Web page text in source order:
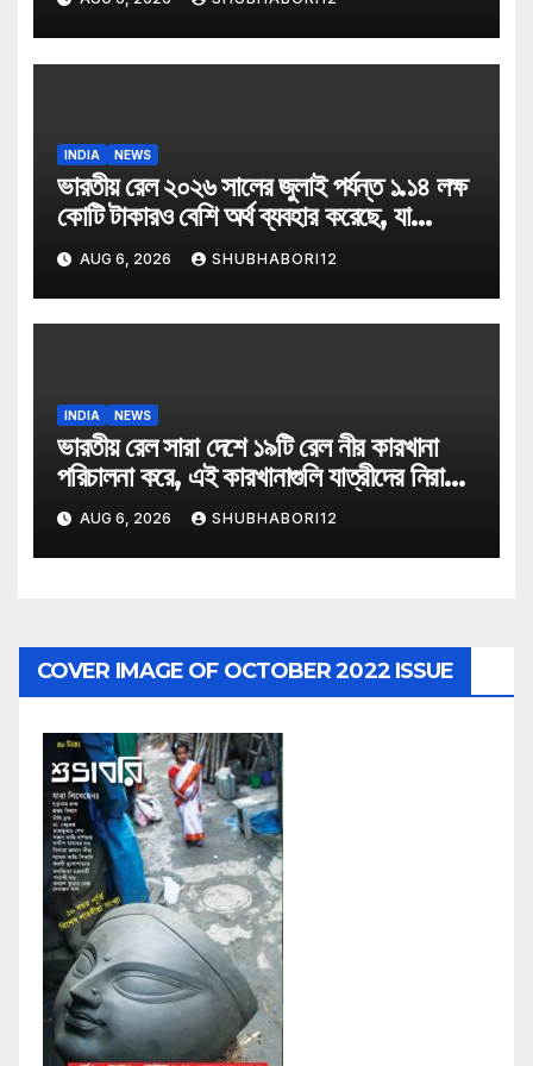
INDIA NEWS
ভারতীয় রেল ২০২৬ সালের জুলাই পর্যন্ত ১.১৪ লক্ষ
কোটি টাকারও বেশি অর্থ ব্যবহার করেছে, যা
২০২৬-২৭ অর্থ বছরে বরাদ্দ ২.৯৩ লক্ষ কোটি টাকার
বাজেটের প্রায় ৩৯ শতাংশ
AUG 6, 2026 SHUBHABORI12
INDIA NEWS
ভারতীয় রেল সারা দেশে ১৯টি রেল নীর কারখানা
পরিচালনা করে, এই কারখানাগুলি যাত্রীদের নিরাপদ
বোতলজাত পানীয় জল সরবরাহ করে
AUG 6, 2026 SHUBHABORI12
COVER IMAGE OF OCTOBER 2022 ISSUE